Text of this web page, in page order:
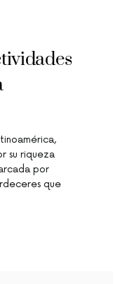
su riqueza
por
que